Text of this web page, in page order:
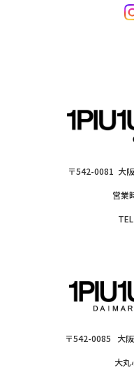
〒542-0081 大
営業
〒542-0085 大
大丸